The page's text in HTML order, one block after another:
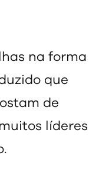
na forma
que
de
líderes